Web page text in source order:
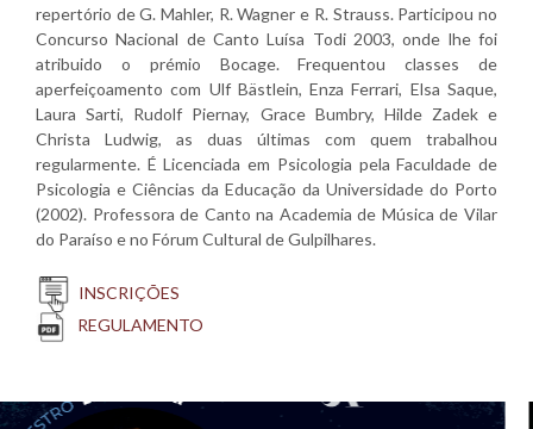
repertório de G. Mahler, R. Wagner e R. Strauss. Participou no
Concurso Nacional de Canto Luísa Todi 2003, onde lhe foi
atribuido o prémio Bocage. Frequentou classes de
aperfeiçoamento com Ulf Bästlein, Enza Ferrari, Elsa Saque,
Laura Sarti, Rudolf Piernay, Grace Bumbry, Hilde Zadek e
Christa Ludwig, as duas últimas com quem trabalhou
regularmente. É Licenciada em Psicologia pela Faculdade de
Psicologia e Ciências da Educação da Universidade do Porto
(2002). Professora de Canto na Academia de Música de Vilar
do Paraíso e no Fórum Cultural de Gulpilhares.
INSCRIÇÕES
REGULAMENTO